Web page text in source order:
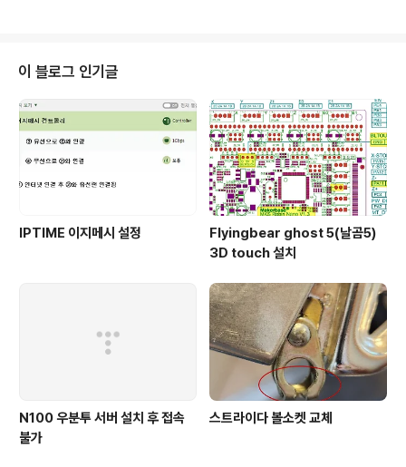
이 블로그 인기글
IPTIME 이지메시 설정
Flyingbear ghost 5(날곰5)
3D touch 설치
N100 우분투 서버 설치 후 접속
불가
스트라이다 볼소켓 교체